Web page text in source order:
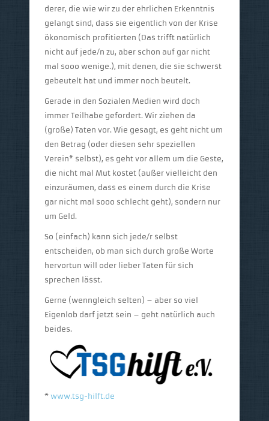
derer, die wie wir zu der ehrlichen Erkenntnis
gelangt sind, dass sie eigentlich von der Krise
ökonomisch profitierten (Das trifft natürlich
nicht auf jede/n zu, aber schon auf gar nicht
mal sooo wenige.), mit denen, die sie schwerst
gebeutelt hat und immer noch beutelt.
Gerade in den Sozialen Medien wird doch
immer Teilhabe gefordert. Wir ziehen da
(große) Taten vor. Wie gesagt, es geht nicht um
den Betrag (oder diesen sehr speziellen
Verein* selbst), es geht vor allem um die Geste,
die nicht mal Mut kostet (außer vielleicht den
einzuräumen, dass es einem durch die Krise
gar nicht mal sooo schlecht geht), sondern nur
um Geld.
So (einfach) kann sich jede/r selbst
entscheiden, ob man sich durch große Worte
hervortun will oder lieber Taten für sich
sprechen lässt.
Gerne (wenngleich selten) – aber so viel
Eigenlob darf jetzt sein – geht natürlich auch
beides.
* www.tsg-hilft.de